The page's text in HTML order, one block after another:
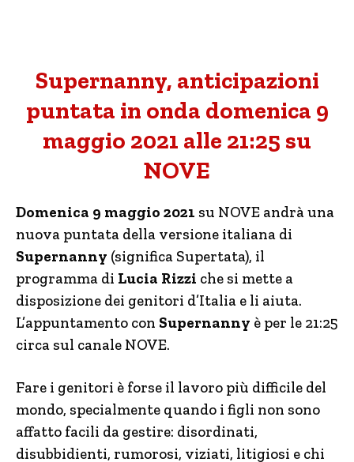
Supernanny, anticipazioni
puntata in onda domenica 9
maggio 2021 alle 21:25 su
NOVE
Domenica 9 maggio 2021 su NOVE andrà una
nuova puntata della versione italiana di
Supernanny (significa Supertata), il
programma di Lucia Rizzi che si mette a
disposizione dei genitori d’Italia e li aiuta.
L’appuntamento con Supernanny è per le 21:25
circa sul canale NOVE.
Fare i genitori è forse il lavoro più difficile del
mondo, specialmente quando i figli non sono
affatto facili da gestire: disordinati,
disubbidienti, rumorosi, viziati, litigiosi e chi